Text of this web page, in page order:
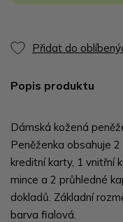
Přidat do
Popis produktu
Dámská kožená
Peněženka obsahuje
kreditní karty, 1 vnitřní
mince a 2 průhledné
dokladů. Základní
barva fialová.